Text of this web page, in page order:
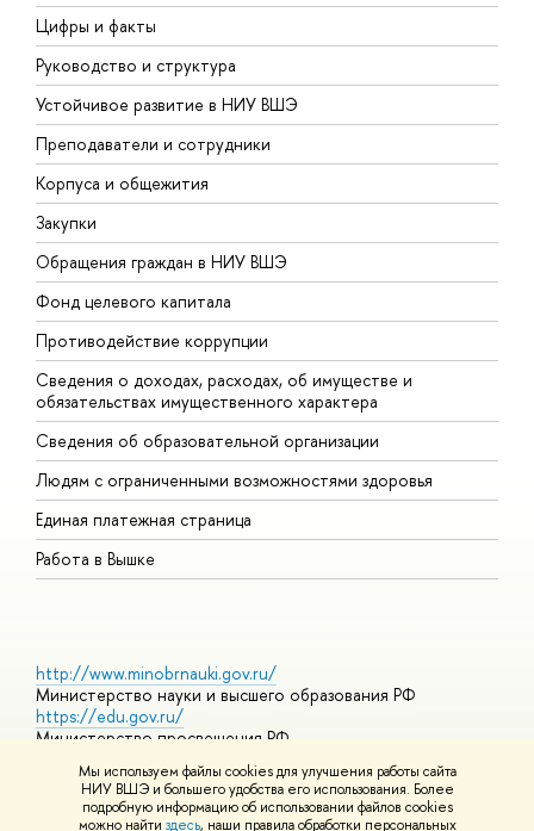
Мы используем файлы cookies для улучшения работы сайта
НИУ ВШЭ и большего удобства его использования. Более
подробную информацию об использовании файлов cookies
можно найти здесь, наши правила обработки персональных
Цифры и факты
Руководство и структура
Устойчивое развитие в НИУ ВШЭ
Преподаватели и сотрудники
Корпуса и общежития
Закупки
Обращения граждан в НИУ ВШЭ
Фонд целевого капитала
Противодействие коррупции
Сведения о доходах, расходах, об имуществе и
обязательствах имущественного характера
Сведения об образовательной организации
Людям с ограниченными возможностями здоровья
Единая платежная страница
Работа в Вышке
http://www.minobrnauki.gov.ru/
Министерство науки и высшего образования РФ
https://edu.gov.ru/
Министерство просвещения РФ
https://elearning.hse.ru/mooc
Массовые открытые онлайн-курсы